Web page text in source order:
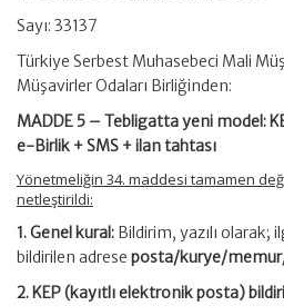
Sayı: 33137
Türkiye Serbest Muhasebeci Mali
Müşavirler Odaları Birliğinden:
MADDE 5 – Tebligatta yeni model:
e-Birlik + SMS + ilan tahtası
Yönetmeliğin 34. maddesi tamamen
netleştirildi:
1. Genel kural: Bildirim, yazılı olarak;
bildirilen adrese posta/kurye/
2. KEP (kayıtlı elektronik posta)